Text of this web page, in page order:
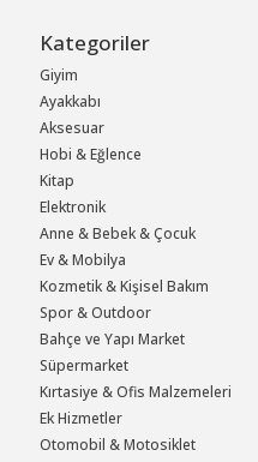
Kategoriler
Giyim
Ayakkabı
Aksesuar
Hobi & Eğlence
Kitap
Elektronik
Anne & Bebek & Çocuk
Ev & Mobilya
Kozmetik & Kişisel Bakım
Spor & Outdoor
Bahçe ve Yapı Market
Süpermarket
Kırtasiye & Ofis Malzemeleri
Ek Hizmetler
Otomobil & Motosiklet